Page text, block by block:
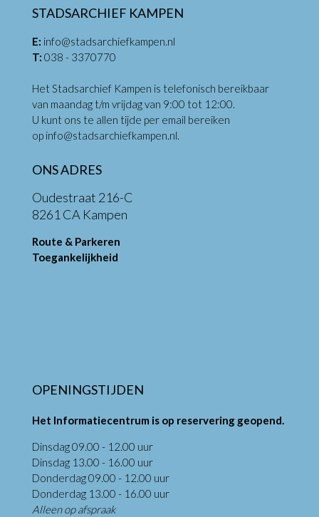
STADSARCHIEF KAMPEN
E: info@stadsarchiefkampen.nl
T: 038 - 3370770
Het Stadsarchief Kampen is telefonisch bereikbaar
van maandag t/m vrijdag van 9:00 tot 12:00.
U kunt ons te allen tijde per email bereiken
op info@stadsarchiefkampen.nl
ONS ADRES
Oudestraat 216-C
8261 CA Kampen
Route & Parkeren
Toegankelijkheid
OPENINGSTIJDEN
Het Informatiecentrum is op reservering geopend.
Dinsdag 09.00 - 12.00 uur
Dinsdag 13.00 - 16.00 uur
Donderdag 09.00 - 12.00 uur
Donderdag 13.00 - 16.00 uur
Alleen op afspraak